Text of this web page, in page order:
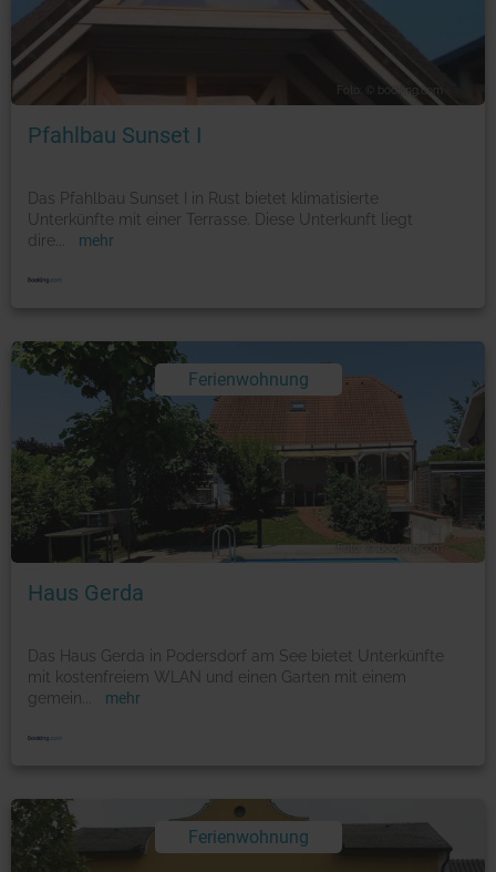
Foto: © booking.com
Pfahlbau Sunset I
Das Pfahlbau Sunset I in Rust bietet klimatisierte
Unterkünfte mit einer Terrasse. Diese Unterkunft liegt
dire
mehr
Ferienwohnung
Foto: © booking.com
Haus Gerda
Das Haus Gerda in Podersdorf am See bietet Unterkünfte
mit kostenfreiem WLAN und einen Garten mit einem
gemein
mehr
Ferienwohnung